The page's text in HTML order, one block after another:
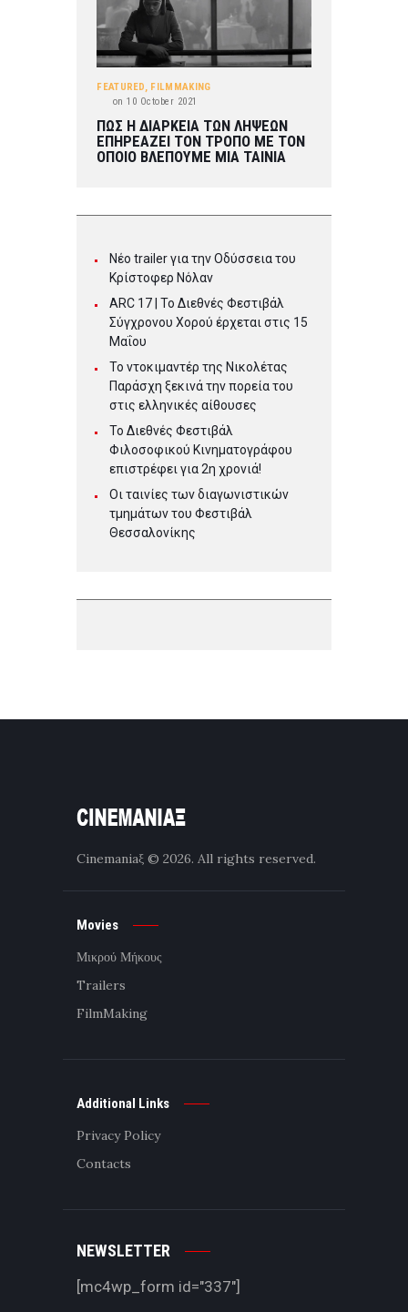
FEATURED, FILMMAKING
on 10 October 2021
ΠΩΣ Η ΔΙΑΡΚΕΙΑ ΤΩΝ ΛΗΨΕΩΝ
ΕΠΗΡΕΑΖΕΙ ΤΟΝ ΤΡΟΠΟ ΜΕ ΤΟΝ
ΟΠΟΙΟ ΒΛΕΠΟΥΜΕ ΜΙΑ ΤΑΙΝΙΑ
Νέο trailer για την Οδύσσεια του
Κρίστοφερ Νόλαν
ARC 17 | To Διεθνές Φεστιβάλ
Σύγχρονου Χορού έρχεται στις 15
Μαΐου
Το ντοκιμαντέρ της Νικολέτας
Παράσχη ξεκινά την πορεία του
στις ελληνικές αίθουσες
Το Διεθνές Φεστιβάλ
Φιλοσοφικού Κινηματογράφου
επιστρέφει για 2η χρονιά!
Οι ταινίες των διαγωνιστικών
τμημάτων του Φεστιβάλ
Θεσσαλονίκης
Cinemaniaξ © 2026. All rights reserved.
Movies
Μικρού Μήκους
Trailers
FilmMaking
Additional Links
Privacy Policy
Contacts
NEWSLETTER
[mc4wp_form id="337"]